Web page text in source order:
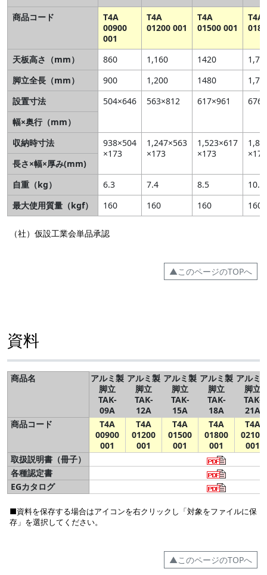
商品コード
T4A
00900
001
T4A
01200 001
T4A
01500 001
T4A
天板高さ（mm） 860 1,160 1420
脚立全長（mm）
900 1,200 1480
設置寸法
504×646 563×812 617×961
幅×奥行（mm）
収納時寸法
938×504
×173
1,247×563
×173
1,523×617
×173
×173
長さ×幅×厚み(mm)
自重（kg）
6.3 7.4 8.5
10.1
最大使用質量（kgf）
160 160 160 160
（社）仮設工業会単品承認
▲このページのTOPへ
資料
商品名
アルミ製
脚立
TAK-
09A
アルミ製
脚立
TAK-
12A
アルミ製
脚立
TAK-
15A
アルミ製
脚立
TAK-
18A
アルミ
脚立
TAK-
21A
商品コード
T4A
00900
001
T4A
01200
001
T4A
01500
001
T4A
01800
001
T4A
02100
001
取扱説明書（冊子）
各種認定書
EGカタログ
■資料を保存する場合はアイコンを右クリックし「対象をファイルに保
存」を選択してください。
▲このページのTOPへ